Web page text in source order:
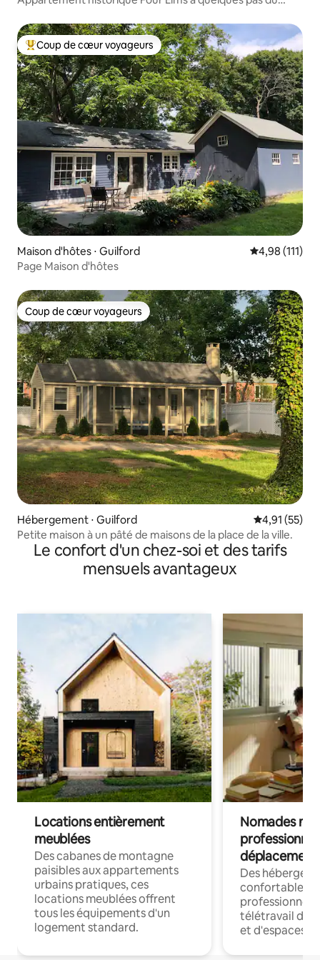
Coups de cœur voyageurs les plus appréciés
Coup de cœur voyageurs
Maison d'hôtes ⋅ Guilford Évaluation
4,98 (111)
Page Maison d'hôtes
Coup de cœur voyageurs
Coup de cœur voyageurs
Hébergement ⋅ Guilford Évaluation
4,91 (55)
Petite maison à un pâté de maisons de la place de la ville.
Le confort d'un chez-soi et des tarifs
mensuels avantageux
Locations entièrement
meublées
Des cabanes de montagne
paisibles aux appartements
urbains pratiques, ces
locations meublées offrent
tous les équipements d'un
logement standard.
Nomades
déplacement
Des
confortables
professionnels
télétravail
et d'espaces